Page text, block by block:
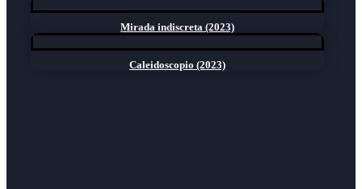
Mirada indiscreta (2023)
Caleidoscopio (2023)